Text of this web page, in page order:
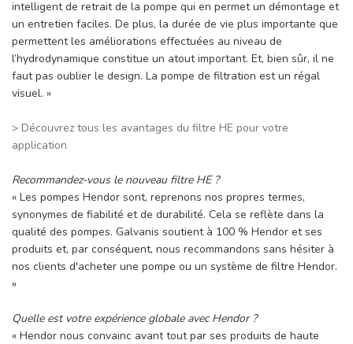
intelligent de retrait de la pompe qui en permet un démontage et
un entretien faciles. De plus, la durée de vie plus importante que
permettent les améliorations effectuées au niveau de
l’hydrodynamique constitue un atout important. Et, bien sûr, il ne
faut pas oublier le design. La pompe de filtration est un régal
visuel. »
> Découvrez tous les avantages du filtre HE pour votre
application
Recommandez-vous le nouveau filtre HE ?
« Les pompes Hendor sont, reprenons nos propres termes,
synonymes de fiabilité et de durabilité. Cela se reflète dans la
qualité des pompes. Galvanis soutient à 100 % Hendor et ses
produits et, par conséquent, nous recommandons sans hésiter à
nos clients d'acheter une pompe ou un système de filtre Hendor.
»
Quelle est votre expérience globale avec Hendor ?
« Hendor nous convainc avant tout par ses produits de haute